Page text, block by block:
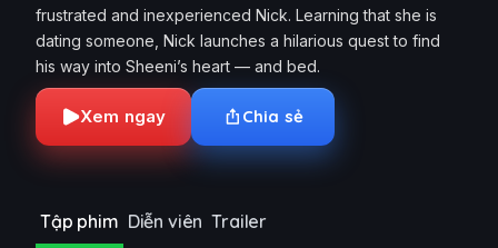
frustrated and inexperienced Nick. Learning that she is
dating someone, Nick launches a hilarious quest to find
his way into Sheeni’s heart — and bed.
Xem ngay Chia sẻ
Tập phim Diễn viên Trailer